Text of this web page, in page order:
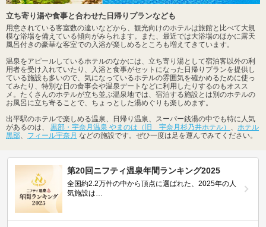
立ち寄り湯や食事と合わせた日帰りプランなども
用意されている客室数の違いなどから、観光向けのホテルは旅館と比べて大規
模な浴場を備えている傾向がみられます。また、最近では大浴場のほかに露天
風呂付きの豪華な客室での入浴が楽しめるところも増えてきています。
温泉をアピールしているホテルのなかには、立ち寄り湯として宿泊客以外の利
用者を受け入れていたり、入浴と食事がセットになった日帰りプランを提供し
ている施設も多いので、気になっているホテルの雰囲気を確かめるために使っ
てみたり、特別な日の食事会や温泉デートなどに利用したりするのもオスス
メ。たくさんのホテルが立ち並ぶ温泉地では、宿泊する施設とは別のホテルの
お風呂に立ち寄ることで、ちょっとした湯めぐりも楽しめます。
出平駅のホテルで楽しめる温泉、日帰り温泉、スーパー銭湯の中でも特に人気
があるのは、 黒部・宇奈月温泉 やまのは（旧 宇奈月杉乃井ホテル） 、 ホテル
黒部、 フィール宇奈月 などの施設です。ぜひ一度は足を運んでみてください。
第20回ニフティ温泉年間ランキング2025
全国約2.2万件の中から頂点に選ばれた、2025年の人
気施設は…